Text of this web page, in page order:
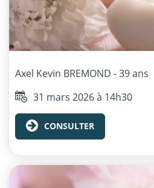
Axel Kevin BREMOND - 39 ans
31 mars 2026 à 14h30
CONSULTER